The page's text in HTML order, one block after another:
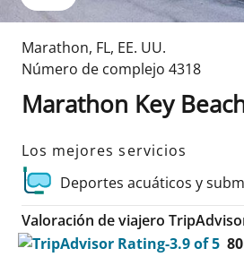
Marathon, FL, EE. UU.
Número de complejo 4318
Marathon Key
Los mejores servicios
Deportes acuáticos y
Valoración de viajero
80